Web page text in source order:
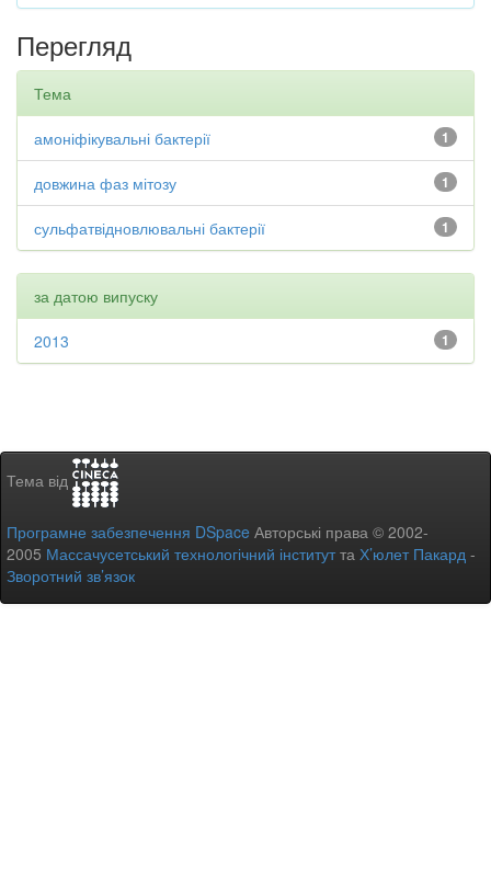
Перегляд
Тема
1
амоніфікувальні бактерії
1
довжина фаз мітозу
1
сульфатвідновлювальні бактерії
за датою випуску
1
2013
Тема від
Програмне забезпечення DSpace Авторські права © 2002-
2005 Массачусетський технологічний інститутта Х’юлет Пакард -
Зворотний зв’язок